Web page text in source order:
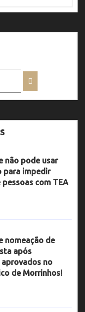
não pode usar
para impedir
com TEA
nomeação de
após
no
de Morrinhos!